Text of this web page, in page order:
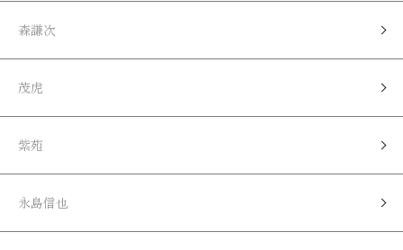
森謙次
茂虎
紫苑
永島信也